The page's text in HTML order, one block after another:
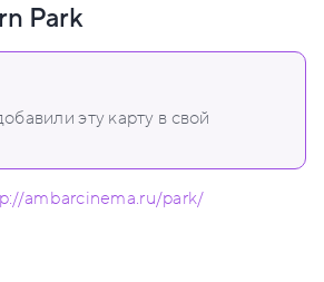
Park
эту карту в свой
ambarcinema.ru/park/